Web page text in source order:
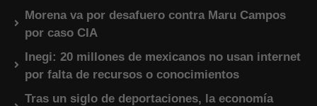
Morena va por desafuero contra Maru Campos
por caso CIA
Inegi: 20 millones de mexicanos no usan internet
por falta de recursos o conocimientos
Tras un siglo de deportaciones, la economía